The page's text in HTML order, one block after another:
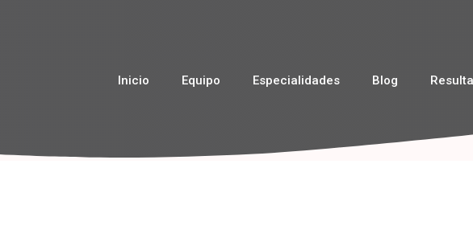
Inicio Equipo Especialidades Blog